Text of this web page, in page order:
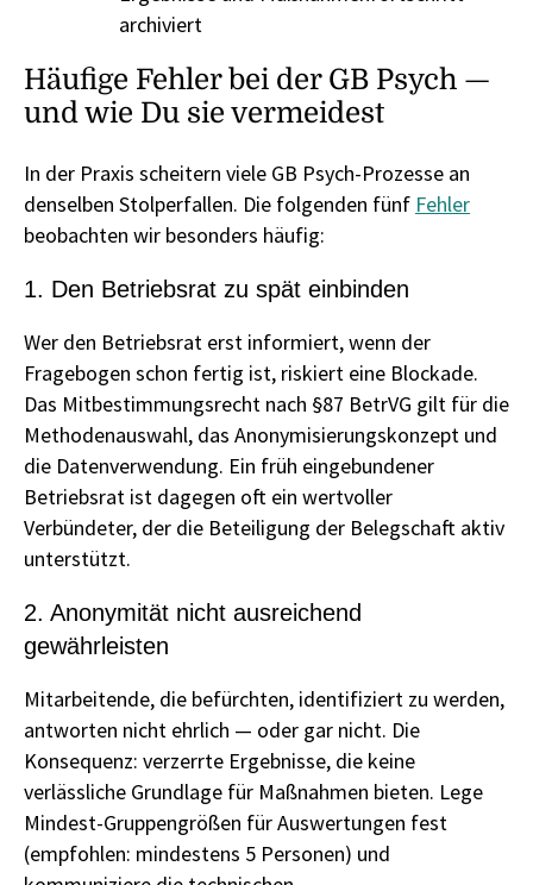
archiviert
Häufige Fehler bei der GB Psych —
und wie Du sie vermeidest
In der Praxis scheitern viele GB Psych-Prozesse an
denselben Stolperfallen. Die folgenden fünf Fehler
beobachten wir besonders häufig:
1. Den Betriebsrat zu spät einbinden
Wer den Betriebsrat erst informiert, wenn der
Fragebogen schon fertig ist, riskiert eine Blockade.
Das Mitbestimmungsrecht nach §87 BetrVG gilt für die
Methodenauswahl, das Anonymisierungskonzept und
die Datenverwendung. Ein früh eingebundener
Betriebsrat ist dagegen oft ein wertvoller
Verbündeter, der die Beteiligung der Belegschaft aktiv
unterstützt.
2. Anonymität nicht ausreichend
gewährleisten
Mitarbeitende, die befürchten, identifiziert zu werden,
antworten nicht ehrlich — oder gar nicht. Die
Konsequenz: verzerrte Ergebnisse, die keine
verlässliche Grundlage für Maßnahmen bieten. Lege
Mindest-Gruppengrößen für Auswertungen fest
(empfohlen: mindestens 5 Personen) und